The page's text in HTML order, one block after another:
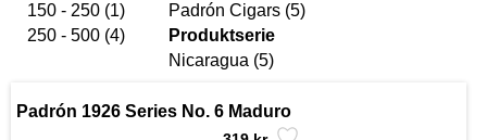
150 - 250 (1)
250 - 500 (4)
Padrón Cigars (5)
Produktserie
Nicaragua (5)
Padrón 1926 Series No. 6 Maduro